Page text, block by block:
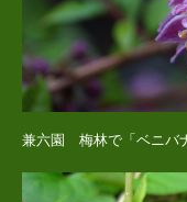
兼六園 梅林で「ベニバ